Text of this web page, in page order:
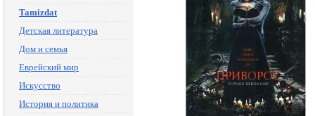
Tamizdat
Детская литература
Дом и семья
Еврейский мир
Искусство
История и политика